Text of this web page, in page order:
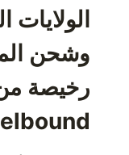
العالم
الولايات
وشحن
رخيصة